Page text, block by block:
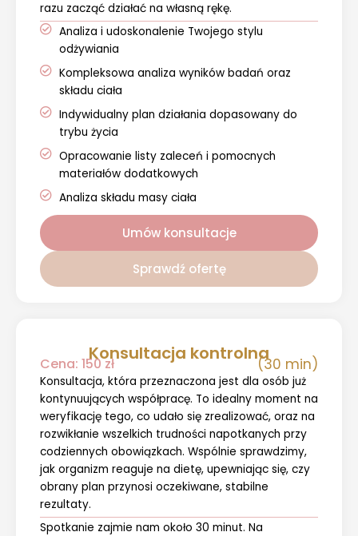
razu zacząć działać na własną rękę.
Analiza i udoskonalenie Twojego stylu
odżywiania
Kompleksowa analiza wyników badań oraz
składu ciała
Indywidualny plan działania dopasowany do
trybu życia
Opracowanie listy zaleceń i pomocnych
materiałów dodatkowych
Analiza składu masy ciała
Umów konsultacje
Sprawdź ofertę
Konsultacja kontrolna
Cena: 150 zł (30 min)
Konsultacja, która przeznaczona jest dla osób już
kontynuujących współpracę. To idealny moment na
weryfikację tego, co udało się zrealizować, oraz na
rozwikłanie wszelkich trudności napotkanych przy
codziennych obowiązkach. Wspólnie sprawdzimy,
jak organizm reaguje na dietę, upewniając się, czy
obrany plan przynosi oczekiwane, stabilne
rezultaty.
Spotkanie zajmie nam około 30 minut. Na